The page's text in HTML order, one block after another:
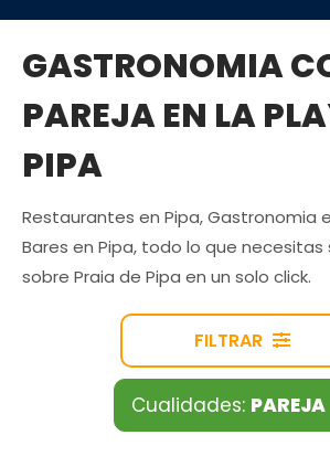
GASTRONOMIA
PAREJA EN LA
PIPA
Restaurantes en Pipa, Gastronomia
Bares en Pipa, todo lo que necesitas
sobre Praia de Pipa en un solo click.
FILTRAR
Cualidades: PAREJA